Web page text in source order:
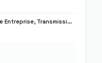
Creation Reprise Entreprise, Transmission Entreprise